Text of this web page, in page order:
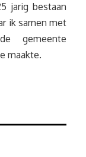
jarig bestaan
ik samen met
gemeente
maakte.